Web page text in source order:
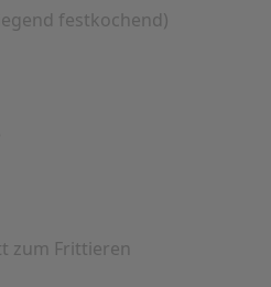
festkochend)
zum Frittieren